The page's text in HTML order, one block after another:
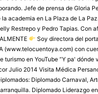
Jefe de prensa de Gloria
academia en La Plaza de La
Restrepo y Pedro Tapias. Con
Soy directora del
(www.telocuentoya.com) con
en YouTube “Y pa' dónde
Julio 2014 Visita Médica
Diplomado Carnaval,
Diplomado Liderazgo